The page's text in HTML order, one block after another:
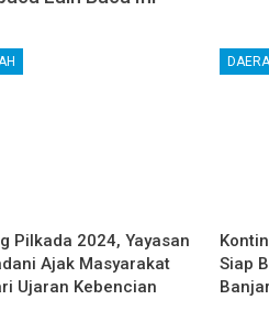
Pilkada 2024, Yayasan
Ajak Masyarakat
Ujaran Kebencian
Siap